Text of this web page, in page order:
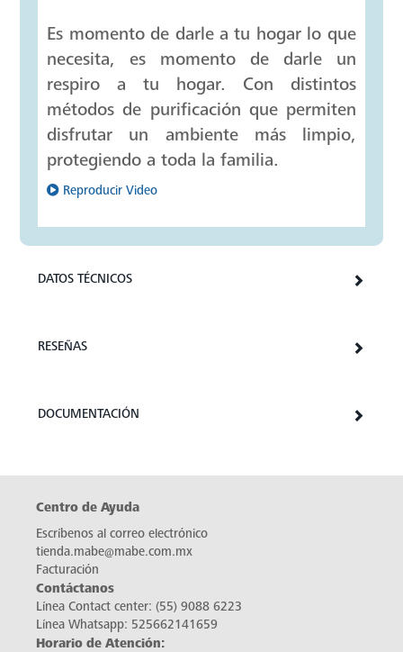
Es momento de darle a tu hogar lo que
necesita, es momento de darle un
respiro a tu hogar. Con distintos
métodos de purificación que permiten
disfrutar un ambiente más limpio,
protegiendo a toda la familia.
Reproducir Video
DATOS TÉCNICOS
RESEÑAS
DOCUMENTACIÓN
Centro de Ayuda
Escríbenos al correo electrónico
tienda.mabe@mabe.com.mx
Facturación
Contáctanos
Línea Contact center: (55) 9088 6223
Línea Whatsapp: 525662141659
Horario de Atención: